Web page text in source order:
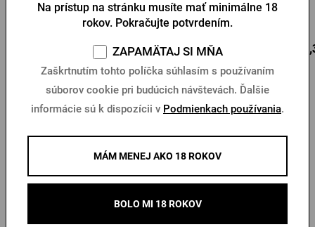
Na sklade > 10 ks
Kúpiť
Na sklade > 10 ks
4,56 €
Ďalšie produkty od Radegastu
Na prístup na stránku musíte mať minimálne 18
rokov. Pokračujte potvrdením.
ZAPAMÄTAJ SI MŇA
Zaškrtnutím tohto políčka súhlasím s používaním
súborov cookie pri budúcich návštevách. Ďalšie
informácie sú k dispozícii v Podmienkach používania.
MÁM MENEJ AKO 18 ROKOV
BOLO MI 18 ROKOV